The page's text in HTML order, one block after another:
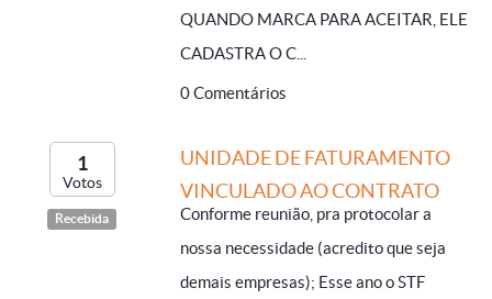
QUANDO MARCA PARA ACEITAR, ELE
CADASTRA O C...
0 Comentários
1
Votos
Recebida
UNIDADE DE FATURAMENTO
VINCULADO AO CONTRATO
Conforme reunião, pra protocolar a
nossa necessidade (acredito que seja
demais empresas); Esse ano o STF